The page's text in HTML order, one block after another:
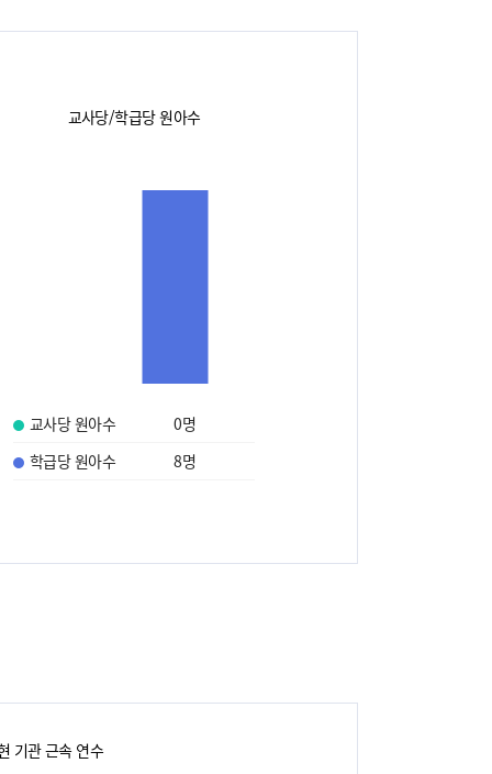
교사당/학급당 원아수
교사당 원아수 0명
학급당 원아수
8명
기관 근속 연수